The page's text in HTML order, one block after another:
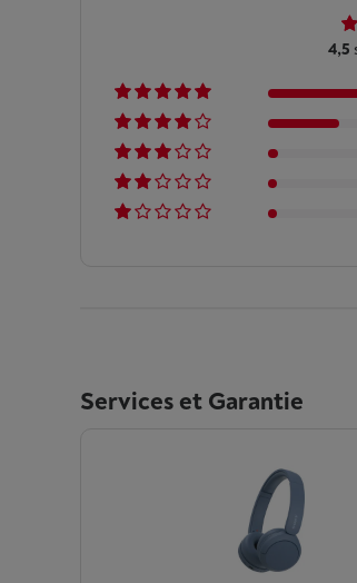
4,5
Services et Garantie